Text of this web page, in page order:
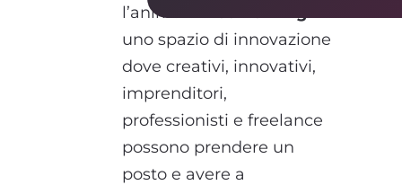
l’anima del
uno spazio di innovazione
dove creativi, innovativi,
imprenditori,
professionisti e freelance
possono prendere un
posto e avere a